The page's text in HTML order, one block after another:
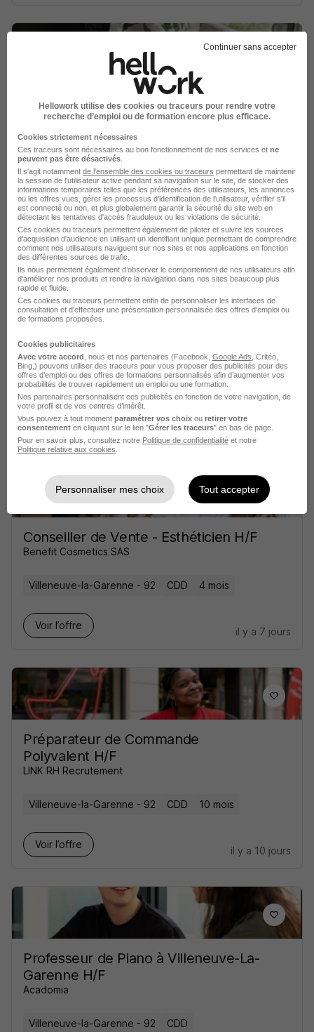
Femme de Ménage chez des
Particuliers H/F
Villeneuve-la-Garenne - 92
12,93 - 15 € / heure
Voir l’offre
il y a 8 jours
JD Sports
Villeneuve-la-Garenne - 92 CDD Temps partiel
Voir l’offre
il y a 9 jours
Conseiller de Vente - Esthéticien H/F
Benefit Cosmetics SAS
Villeneuve-la-Garenne - 92 CDD 4 mois
Voir l’offre
il y a 7 jours
Préparateur de Commande
Polyvalent H/F
LINK RH Recrutement
Villeneuve-la-Garenne - 92 CDD 10 mois
Voir l’offre
il y a 10 jours
Professeur de Piano à Villeneuve-La-
Garenne H/F
Acadomia
Villeneuve-la-Garenne - 92 CDD
Continuer sans accepter
Hellowork utilise des cookies ou traceurs pour rendre votre
recherche d’emploi ou de formation encore plus efficace.
Cookies strictement nécessaires
Ces traceurs sont nécessaires au bon fonctionnement de nos services et ne
peuvent pas être désactivés
Il s'agit notamment de l'ensemble des cookies ou traceurs permettant de maintenir
la session de l'utilisateur active pendant sa navigation sur le site, de stocker des
informations temporaires telles que les préférences des utilisateurs, les annonces
ou les offres vues, gérer les processus d'identification de l'utilisateur, vérifier s'il
est connecté ou non, et plus globalement garantir la sécurité du site web en
détectant les tentatives d'accès frauduleux ou les violations de sécurité.
Ces cookies ou traceurs permettent également de piloter et suivre les sources
d'acquisition d'audience en utilisant un identifiant unique permettant de comprendre
comment nos utilisateurs naviguent sur nos sites et nos applications en fonction
des différentes sources de trafic.
Ils nous permettent également d’observer le comportement de nos utilisateurs afin
d'améliorer nos produits et rendre la navigation dans nos sites beaucoup plus
rapide et fluide.
Ces cookies ou traceurs permettent enfin de personnaliser les interfaces de
consultation et d'effectuer une présentation personnalisée des offres d'emploi ou
de formations proposées.
Cookies publicitaires
Avec votre accord , nous et nos partenaires (Facebook, Google Ads , Critéo,
Bing,) pouvons utiliser des traceurs pour vous proposer des publicités pour des
offres d’emploi ou des offres de formations personnalisés afin d’augmenter vos
probabilités de trouver rapidement un emploi ou une formation.
Nos partenaires personnalisent ces publicités en fonction de votre navigation, de
votre profil et de vos centres d’intérêt.
Vous pouvez à tout moment paramétrer vos choix ou retirer votre
consentement en cliquant sur le lien "Gérer les traceurs" en bas de page.
Pour en savoir plus, consultez notre Politique de confidentialité et notre
Politique relative aux cookies
Personnaliser mes choix Tout accepter